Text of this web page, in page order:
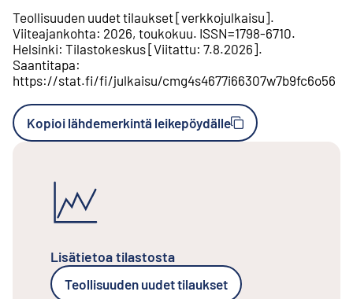
Teollisuuden uudet tilaukset [verkkojulkaisu].
Viiteajankohta: 2026, toukokuu. ISSN=1798-6710.
Helsinki: Tilastokeskus [Viitattu: 7.8.2026].
Saantitapa:
https://stat.fi/fi/julkaisu/cmg4s4677i66307w7b9fc6o56
Kopioi lähdemerkintä leikepöydälle
Lisätietoa tilastosta
Teollisuuden uudet tilaukset